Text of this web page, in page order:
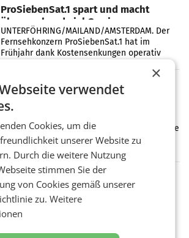
ProSiebenSat.1 spart und macht
überraschend viel Gewinn
UNTERFÖHRING/MAILAND/AMSTERDAM. Der
Fernsehkonzern ProSiebenSat.1 hat im
Frühjahr dank Kostensenkungen operativ
RETAIL
Eine Bühne für Zirkularität: ARA und
Müller informieren am POS über
Kreislauffähigkeit
Über den gesamten August hinweg rücken die
Altstoff Recycling Austria AG (ARA) und der
Handelskonzern Müller die Initiative
„Kreislauf-Helden“ in allen österreichischen
Müller-Filialen
Penny modernisiert zwei Filialen in
Ober- und Niederösterreich
WIENER NEUDORF. – Im Rahmen einer
×
verwendet
Cookies, um die
unserer Website zu
Durch die weitere Nutzung
stimmen Sie der
von Cookies gemäß unserer
zu.Weitere